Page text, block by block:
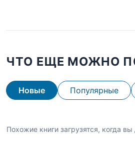
ЧТО ЕЩЕ МОЖНО
Новые Популярные
Похожие книги загрузятся, когда